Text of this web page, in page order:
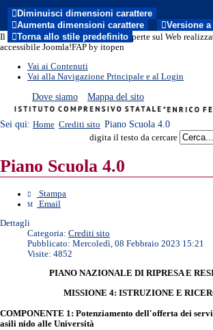
Il sito del nuovo modello di Porte Aperte sul Web
accessibile Joomla!FAP by itopen
Vai ai Contenuti
Vai alla Navigazione Principale e al Login
Diminuisci dimensioni carattere
Aumenta dimensioni carattere
Versione
Torna allo stile predefinito
Dove siamo Mappa del sito
Sei qui: Home Crediti sito Piano Scuola 4.0
digita il testo da cercare
Piano Scuola 4.0
Stampa
Email
Dettagli
Categoria: Crediti sito
Pubblicato: Mercoledì, 08 Febbraio 2023 15:21
Visite: 4852
PIANO NAZIONALE DI RIPRESA E
MISSIONE 4: ISTRUZIONE E
COMPONENTE 1: Potenziamento dell'offerta dei
asili nido alle Università